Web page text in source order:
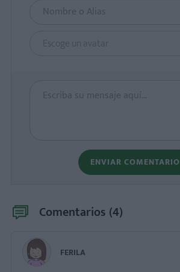
Escoge un avatar
ENVIAR COMENTARIO
Comentarios (4)
FERILA